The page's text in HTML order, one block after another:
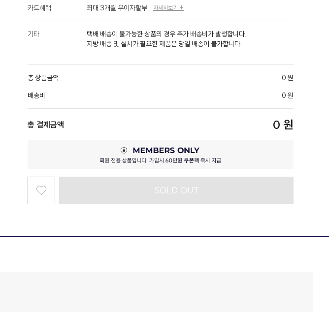
카드혜택
최대 3개월 무이자할부 자세히보기 +
기타
택배 배송이 불가능한 상품의 경우 추가 배송비가 발생합니다.
지방 배송 및 설치가 필요한 제품은 당일 배송이 불가합니다
총 상품금액
0 원
배송비
0 원
총 결제금액 0 원
SOLD OUT